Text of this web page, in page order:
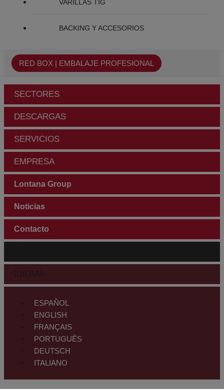
VARILLAS TIG
BACKING Y ACCESORIOS
RED BOX | EMBALAJE PROFESIONAL
SECTORES
DESCARGAS
SERVICIOS
EMPRESA
Lontana Group
Noticias
Contacto
IDIOMA
ESPAÑOL
ENGLISH
FRANÇAIS
PORTUGUÊS
DEUTSCH
ITALIANO